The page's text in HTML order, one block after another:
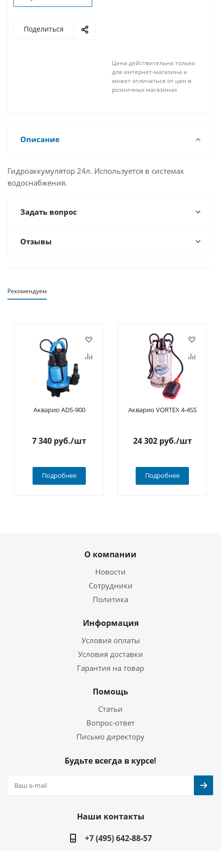
Поделиться
Цена действительна только
для интернет-магазина и
может отличаться от цен в
розничных магазинах
Описание
Гидроаккумулятор 24л. Используется в системах
водоснабжения.
Задать вопрос
Отзывы
Рекомендуем
Акварио ADS-900
7 340 руб./шт
Подробнее
Акварио VORTEX 4-4SS
24 302руб./шт
Подробнее
О компании
Новости
Сотрудники
Политика
Информация
Условия оплаты
Условия доставки
Гарантия на товар
Помощь
Статьи
Вопрос-ответ
Письмо директору
Будьте всегда в курсе!
Наши контакты
+7 (495) 642-88-57